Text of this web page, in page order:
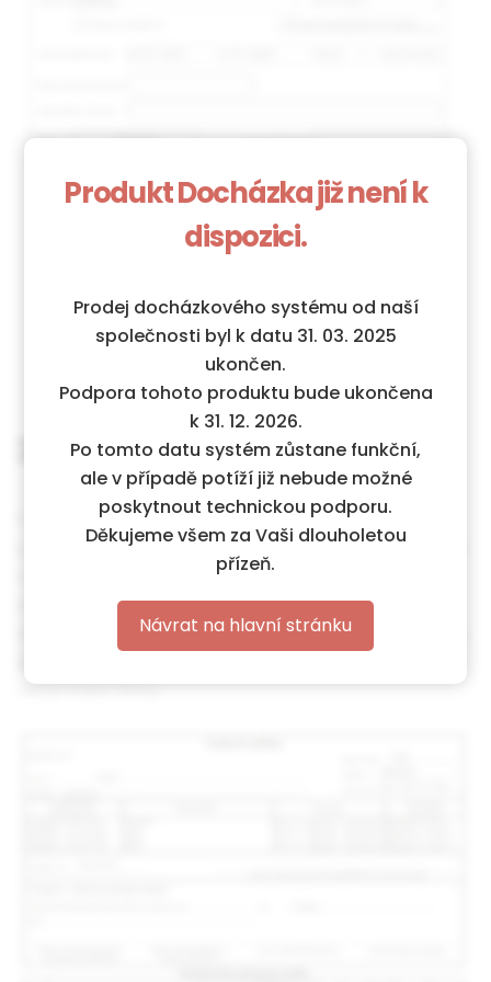
3. Cestovní příkazy
Program umožňuje pro rezervace, vytisknout cestovní
příkaz. Cestovní příkaz lze pořídit pouze u rezervací, které
mohou sloužit jako podklad pro cestovní příkaz. Trvání
služební cesty musí být alespoň v jednom kalendářním
dni delší než 5 hodin. Není rozhodující, zda jde o pracovní
než je místo firmy.
Produkt Docházka již není k
dispozici.
Prodej docházkového systému od naší
společnosti byl k datu 31. 03. 2025
ukončen.
Podpora tohoto produktu bude ukončena
k 31. 12. 2026.
Po tomto datu systém zůstane funkční,
ale v případě potíží již nebude možné
poskytnout technickou podporu.
Děkujeme všem za Vaši dlouholetou
přízeň.
Návrat na hlavní stránku